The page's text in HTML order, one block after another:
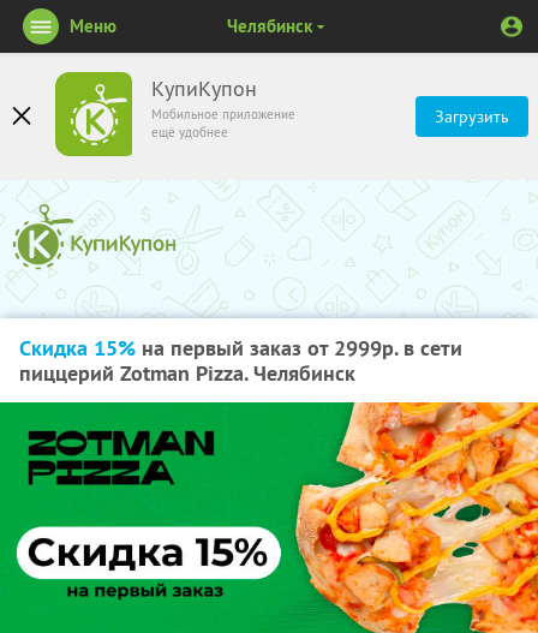
КупиКупон
Мобильное приложение
ещё удобнее
Загрузить
Меню Челябинск
Скидка 15% на первый заказ от 2999р. в сети
пиццерий Zotman Pizza. Челябинск